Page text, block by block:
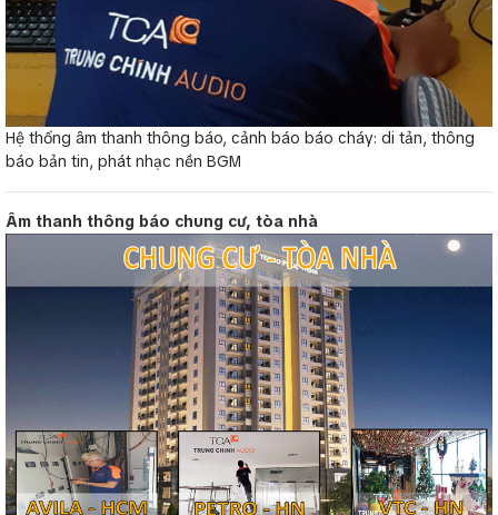
Hệ thống âm thanh thông báo, cảnh báo báo cháy: di tản, thông
báo bản tin, phát nhạc nền BGM
Âm thanh thông báo chung cư, tòa nhà